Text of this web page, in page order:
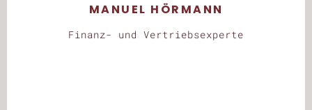
MANUEL HÖRMANN
Finanz- und Vertriebsexperte